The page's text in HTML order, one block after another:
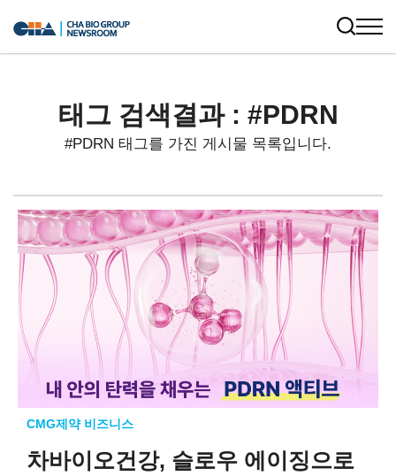
태그 검색결과 : #PDRN
#PDRN 태그를 가진 게시물 목록입니다.
CMG제약 비즈니스
차바이오건강, 슬로우 에이징으로